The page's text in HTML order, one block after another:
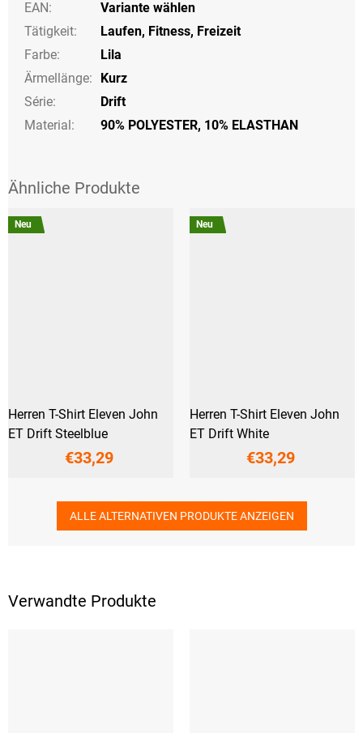
Verwandte Produkte
EAN:
Variante wählen
Tätigkeit: Laufen, Fitness, Freizeit
Farbe:
Lila
Ärmellänge:
Kurz
Série:
Drift
Material:
90% POLYESTER, 10% ELASTHAN
Neu
Herren T-Shirt Eleven John
ET Drift Steelblue
€33,29
Neu
Herren T-Shirt Eleven John
ET Drift White
€33,29
ALLE ALTERNATIVEN PRODUKTE ANZEIGEN